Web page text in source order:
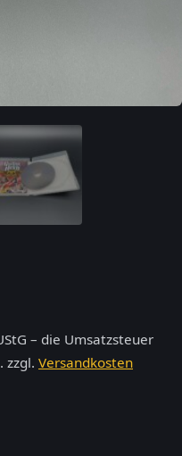
– die Umsatzsteuer
zzgl. Versandkosten